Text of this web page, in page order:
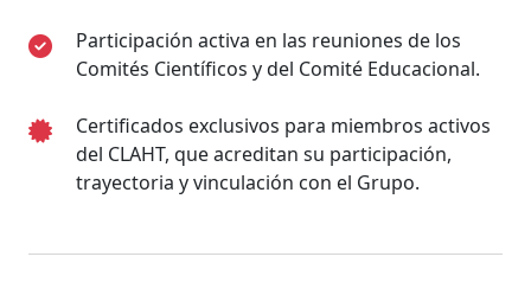
Participación activa en las reuniones de los
Comités Científicos y del Comité Educacional.
Certificados exclusivos para miembros activos
del CLAHT, que acreditan su participación,
trayectoria y vinculación con el Grupo.